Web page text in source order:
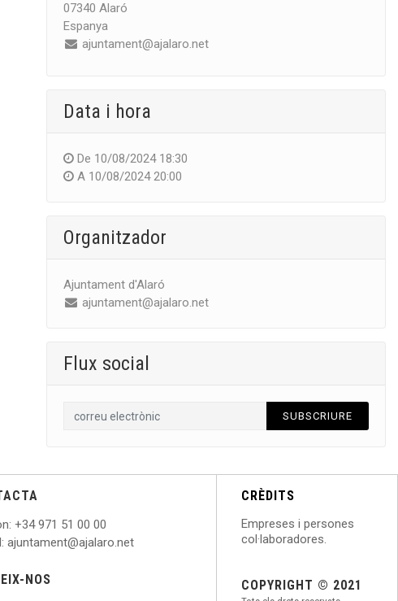
07340 Alaró
Espanya
ajuntament@ajalaro.net
Data i hora
De 10/08/2024 18:30
A 10/08/2024 20:00
Organitzador
Ajuntament d'Alaró
ajuntament@ajalaro.net
Flux social
SUBSCRIURE
: +34 971 51 00 00
ajuntament@ajalaro.net
NOS
CRÈDITS
Empreses i persones
col·laboradores.
COPYRIGHT © 2021